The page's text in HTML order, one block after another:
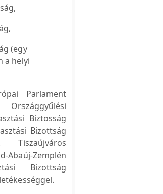
(egy
a helyi
Parlament
Biztosság
Bizottság
Zemplén
Bizottság